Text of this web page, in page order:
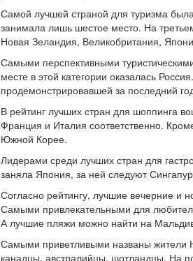
Самой лучшей страной для туризма
занимала лишь шестое место. На
Новая Зеландия, Великобритания,
Самыми перспективными
месте в этой категории оказалась
продемонстрировавшей за последний
В рейтинг лучших стран для шоппинга
Франция и Италия соответственно.
Южной Корее.
Лидерами среди лучших стран для
заняла Япония, за ней следуют
Согласно рейтингу, лучшие вечерние и
Самыми привлекательными для
А лучшие пляжи можно найти на
Самыми приветливыми названы жители
канадцы, австралийцы, шотландцы. На